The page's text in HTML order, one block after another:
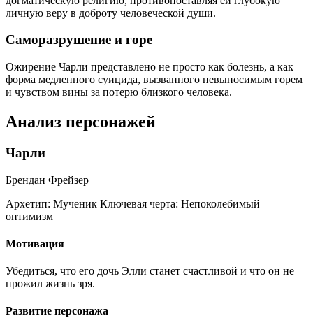
личную веру в доброту человеческой души.
Саморазрушение и горе
Ожирение Чарли представлено не просто как болезнь, а как
форма медленного суицида, вызванного невыносимым горем
и чувством вины за потерю близкого человека.
Анализ персонажей
Чарли
Брендан Фрейзер
Архетип: Мученик Ключевая черта: Непоколебимый
оптимизм
Мотивация
Убедиться, что его дочь Элли станет счастливой и что он не
прожил жизнь зря.
Развитие персонажа